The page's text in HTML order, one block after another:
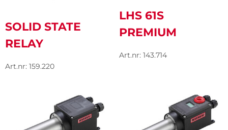
SOLID STATE
RELAY
Art.nr: 159.220
LHS 61S
PREMIUM
Art.nr: 143.714